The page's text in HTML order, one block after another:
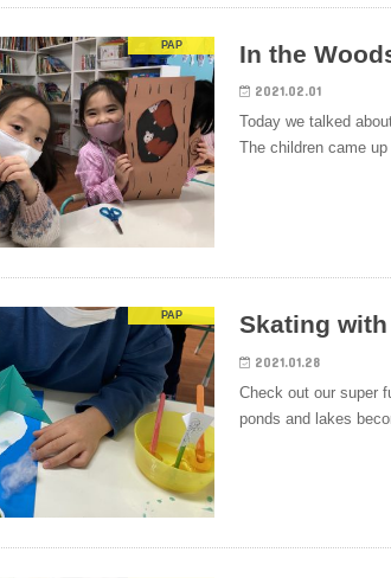
PAP In the
2021.02.01
Today we talked
The children came
PAP Skating
2021.01.28
Check out our super
ponds and lakes